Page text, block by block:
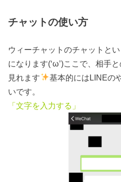
チャットの使い方
ウィーチャットのチャットと
になります(‘ω’)ここで、相手
見れます
基本的にはLINEの
いです。
「文字を入力する」